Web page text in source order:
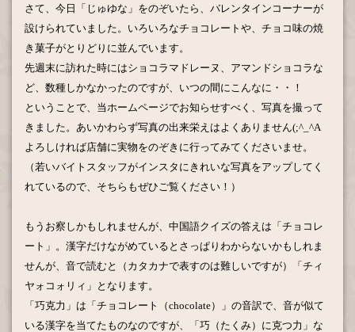
さて、今日「じゅゆな」をのぞいたら、バレンタインコーナーが
設けられていました。いろいろなチョコレートや、チョコ味の焼
き菓子がとりどりに並んでいます。
先週末に訪れた時にはショコラマドレーヌ、アマンドショコラな
ど、数種しかなかったのですが、いつの間にこんなに・・！
ということで、当ホームページでお知らせすべく、写真を撮って
きました。あいかわらず写真の出来栄えはよくありません(;^_^A
よろしければ店舗に実物をのぞきに行ってみてくださいませ。
（若いバイトスタッフがインスタにきれいな写真をアップしてく
れているので、そちらもぜひご覧ください！）
もうお察しかもしれませんが、中国語クイズの答えは「チョコレ
ート」。漢字だけながめているとさっぱりわからないかもしれま
せんが、音で読むと（カタカナで表すのは難しいですが）「チィ
ヤォコォリィ」となります。
「巧克力」は「チョコレート（chocolate）」の音訳で、音が似て
いる漢字を当てたものなのですが、「巧（たくみ）に克つ力」な